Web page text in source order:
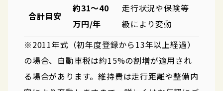
合計目安
約31〜40
万円/年
走行状況や保険等
級により変動
※2011年式（初年度登録から13年以上経過）
の場合、自動車税は約15%の割増が適用され
る場合があります。維持費は走行距離や整備内